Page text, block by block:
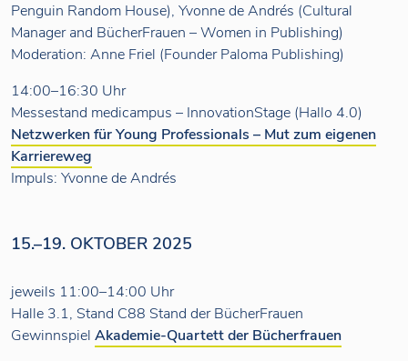
Penguin Random House), Yvonne de Andrés (Cultural
Manager and BücherFrauen – Women in Publishing)
Moderation: Anne Friel (Founder Paloma Publishing)
14:00–16:30 Uhr
Messestand medicampus – InnovationStage (Hallo 4.0)
Netzwerken für Young Professionals – Mut zum eigenen
Karriereweg
Impuls: Yvonne de Andrés
15.–19. OKTOBER 2025
jeweils 11:00–14:00 Uhr
Halle 3.1, Stand C88 Stand der BücherFrauen
Gewinnspiel Akademie-Quartett der Bücherfrauen